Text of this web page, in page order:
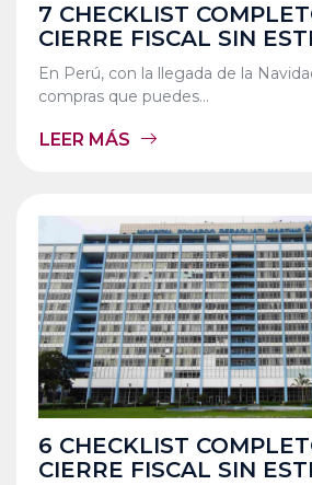
7 CHECKLIST
CIERRE FISCAL SIN
En Perú, con la llegada de la
compras que puedes...
LEER MÁS
6 CHECKLIST
CIERRE FISCAL SIN